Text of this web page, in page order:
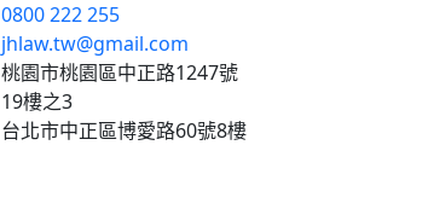
0800 222 255
jhlaw.tw@gmail.com
桃園市桃園區中正路1247號
19樓之3
台北市中正區博愛路60號8樓